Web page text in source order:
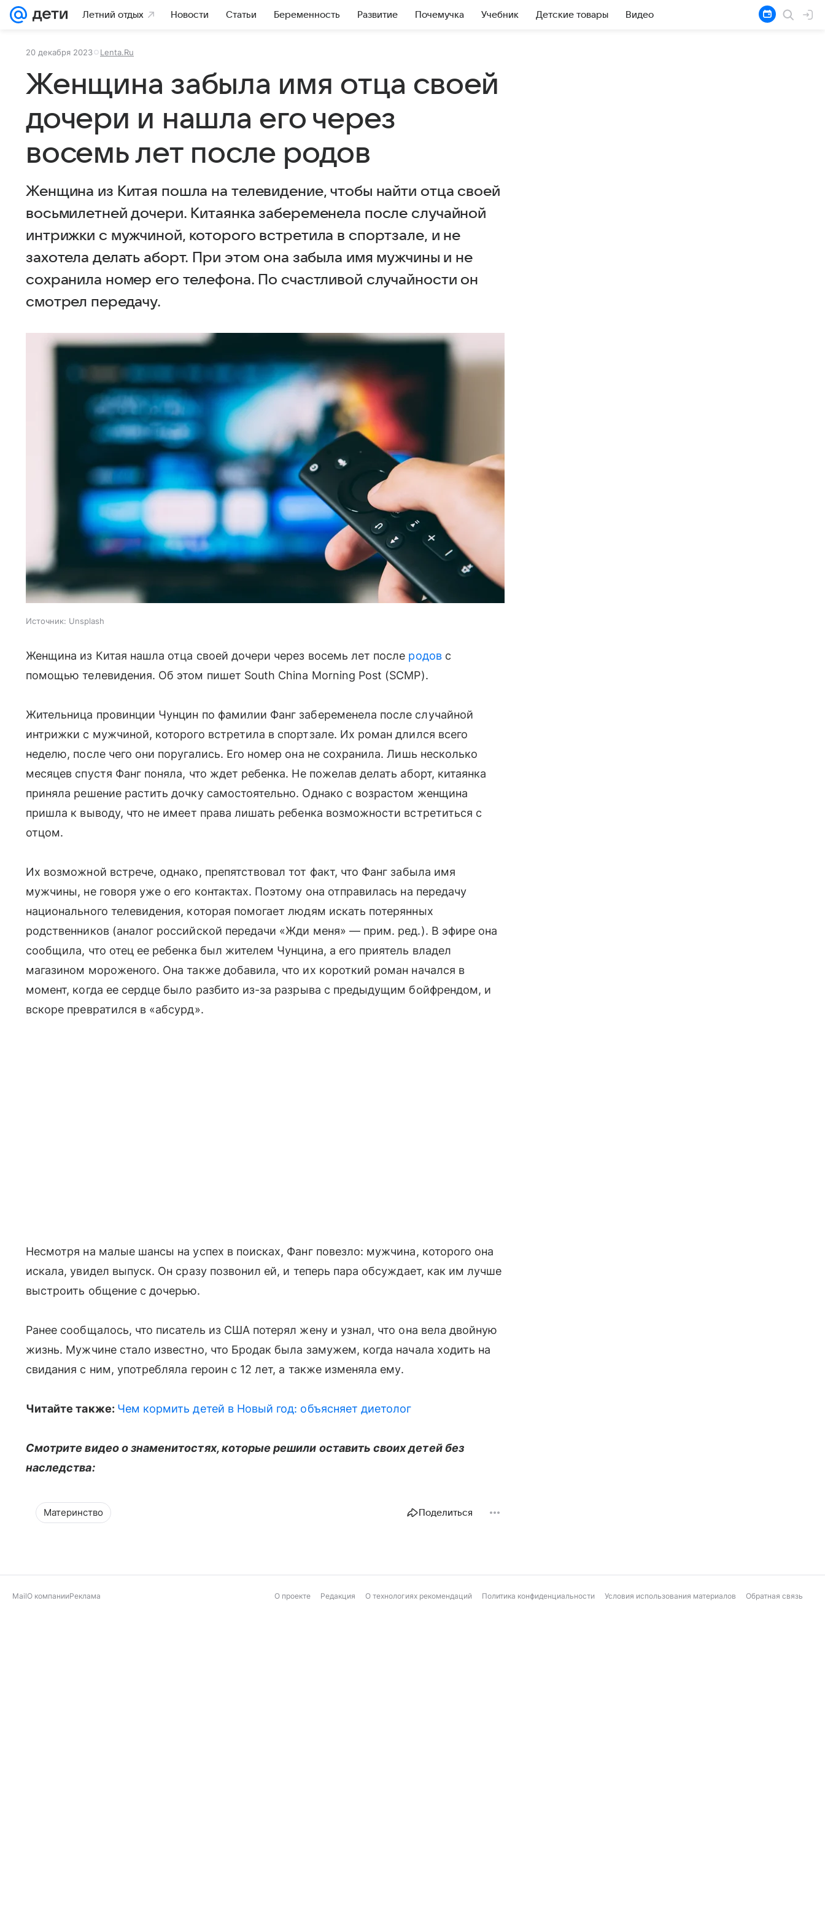
Летний отдых Новости Статьи Беременность Развитие Почемучка Учебник Детские товары Видео
20 декабря 2023 Lenta.Ru
Женщина забыла имя отца своей
дочери и нашла его через
восемь лет после родов
Женщина из Китая пошла на телевидение, чтобы найти отца своей
восьмилетней дочери. Китаянка забеременела после случайной
интрижки с мужчиной, которого встретила в спортзале, и не
захотела делать аборт. При этом она забыла имя мужчины и не
сохранила номер его телефона. По счастливой случайности он
смотрел передачу.
Источник: Unsplash
Женщина из Китая нашла отца своей дочери через восемь лет после родовс
помощью телевидения. Об этом пишет South China Morning Post (SCMP).
Жительница провинции Чунцин по фамилии Фанг забеременела после случайной
интрижки с мужчиной, которого встретила в спортзале. Их роман длился всего
неделю, после чего они поругались. Его номер она не сохранила. Лишь несколько
месяцев спустя Фанг поняла, что ждет ребенка. Не пожелав делать аборт, китаянка
приняла решение растить дочку самостоятельно. Однако с возрастом женщина
пришла к выводу, что не имеет права лишать ребенка возможности встретиться с
отцом.
Их возможной встрече, однако, препятствовал тот факт, что Фанг забыла имя
мужчины, не говоря уже о его контактах. Поэтому она отправилась на передачу
национального телевидения, которая помогает людям искать потерянных
родственников (аналог российской передачи «Жди меня» — прим. ред.). В эфире она
сообщила, что отец ее ребенка был жителем Чунцина, а его приятель владел
магазином мороженого. Она также добавила, что их короткий роман начался в
момент, когда ее сердце было разбито из-за разрыва с предыдущим бойфрендом, и
вскоре превратился в «абсурд».
Несмотря на малые шансы на успех в поисках, Фанг повезло: мужчина, которого она
искала, увидел выпуск. Он сразу позвонил ей, и теперь пара обсуждает, как им лучше
выстроить общение с дочерью.
Ранее сообщалось, что писатель из США потерял жену и узнал, что она вела двойную
жизнь. Мужчине стало известно, что Бродак была замужем, когда начала ходить на
свидания с ним, употребляла героин с 12 лет, а также изменяла ему.
Читайте также: Чем кормить детей в Новый год: объясняет диетолог
Смотрите видео о знаменитостях, которые решили оставить своих детей без
наследства:
Материнство Поделиться
MailО компанииРеклама О проекте Редакция О технологиях рекомендаций Политика конфиденциальности Условия использования материалов Обратная связь